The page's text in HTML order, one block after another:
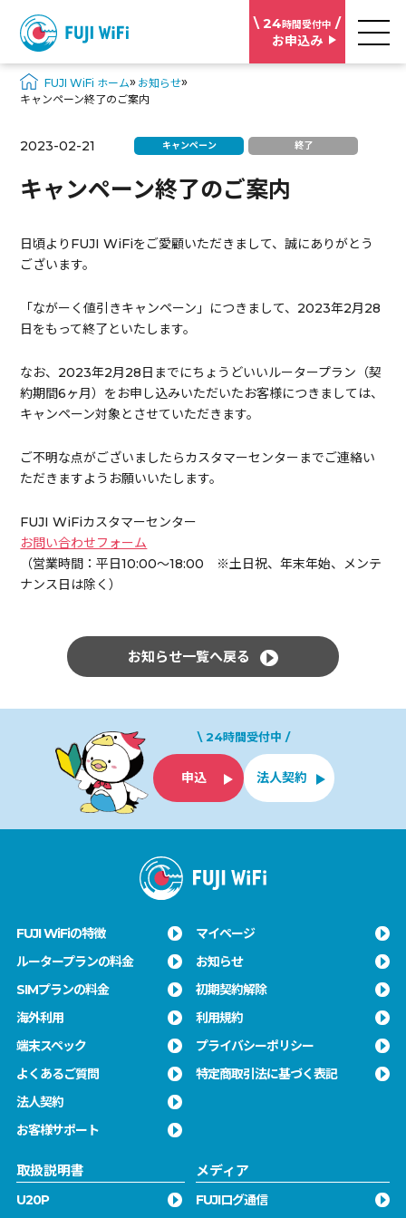
\ 24 時間受付中 /
お申込み
FUJI WiFi ホーム» お知らせ»
キャンペーン終了のご案内
2023-02-21 キャンペーン 終了
キャンペーン終了のご案内
日頃よりFUJI WiFiをご愛顧いただきまして、誠にありがとう
ございます。
「ながーく値引きキャンペーン」につきまして、2023年2月28
日をもって終了といたします。
なお、2023年2月28日までにちょうどいいルータープラン（契
約期間6ヶ月）をお申し込みいただいたお客様につきましては、
キャンペーン対象とさせていただきます。
ご不明な点がございましたらカスタマーセンターまでご連絡い
ただきますようお願いいたします。
FUJI WiFiカスタマーセンター
お問い合わせフォーム
（営業時間：平日10:00～18:00 ※土日祝、年末年始、メンテ
ナンス日は除く）
お知らせ一覧へ戻る
\ 24時間受付中 /
申込 法人契約
FUJI WiFiの特徴
ルータープランの料金
SIMプランの料金
海外利用
端末スペック
よくあるご質問
法人契約
お客様サポート
マイページ
お知らせ
初期契約解除
利用規約
プライバシーポリシー
特定商取引法に基づく表記
取扱説明書
U20P
メディア
FUJIログ通信